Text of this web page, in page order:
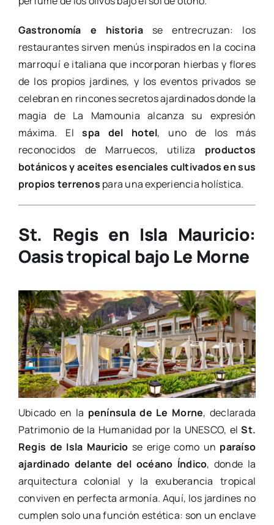
Gastronomía e historiase entrecruzan: los
restaurantes sirven menús inspirados en la cocina
marroquí e italiana que incorporan hierbas y flores
de los propios jardines, y los eventos privados se
celebran en rincones secretos ajardinados donde la
magia de La Mamounia alcanza su expresión
máxima. Elspa del hotel, uno de los más
reconocidos de Marruecos, utiliza productos
botánicos y aceites esenciales cultivados en sus
propios terrenos para una experiencia holística.
St. Regis en Isla Mauricio:
Oasis tropical bajo Le Morne
Ubicado en la península de Le Morne, declarada
Patrimonio de la Humanidad por la UNESCO, elSt.
Regis de Isla Mauricio se erige como un paraíso
ajardinado delante del océano Índico, donde la
arquitectura colonial y la exuberancia tropical
conviven en perfecta armonía. Aquí, los jardines no
cumplen solo una función estética: son un enclave